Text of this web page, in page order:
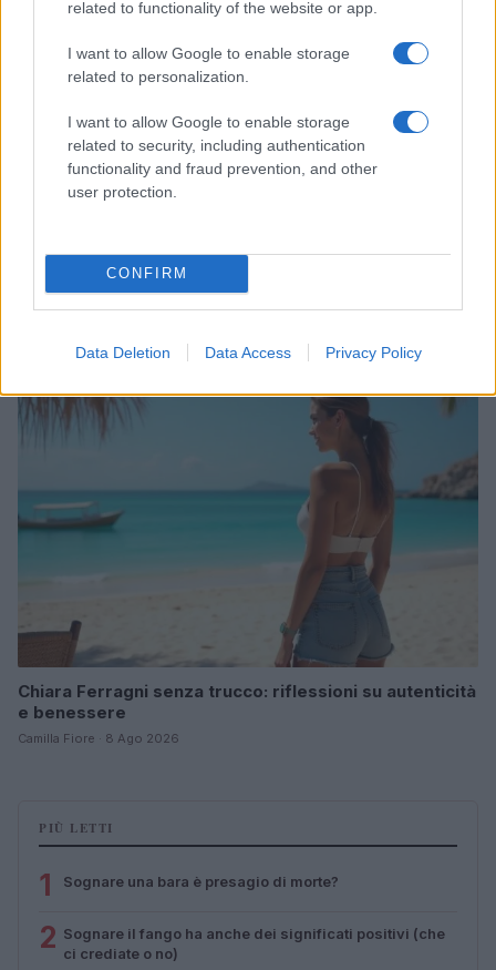
related to functionality of the website or app.
I want to allow Google to enable storage
related to personalization.
I want to allow Google to enable storage
related to security, including authentication
functionality and fraud prevention, and other
user protection.
CONFIRM
Data Deletion Data Access Privacy Policy
Ricette di mare estive: primi piatti veloci e ricchi di
sapore
Chiara Ferragni senza trucco: riflessioni su autenticità
e benessere
Camilla Fiore · 8 Ago 2026
PIÙ LETTI
1 Sognare una bara è presagio di morte?
2 Sognare il fango ha anche dei significati positivi (che
ci crediate o no)